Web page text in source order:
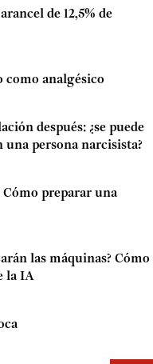
de 12,5% de
como analgésico
después: ¿se puede
persona narcisista?
Cómo preparar una
las máquinas? Cómo
la IA